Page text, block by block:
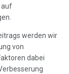
auf
werden wir
von
dabei